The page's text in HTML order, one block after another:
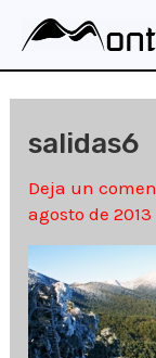
contenido
salidas6
Deja un
agosto de 2013